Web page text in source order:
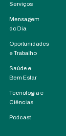
Serviços
Mensagem
do Dia
Oportunidades
e Trabalho
Saúde e
Bem Estar
Tecnologia e
Ciências
Podcast